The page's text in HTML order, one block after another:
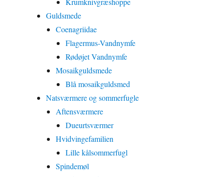
Guldsmede
Coenagriidae
Flagermus-Vandnymfe
Rødøjet Vandnymfe
Mosaikguldsmede
Blå mosaikguldsmed
Natsværmere og sommerfugle
Aftensværmere
Dueurtsværmer
Hvidvingefamilien
Lille kålsommerfugl
Spindemøl